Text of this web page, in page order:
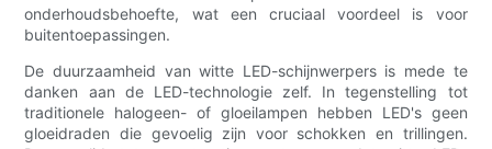
onderhoudsbehoefte, wat een cruciaal voordeel is voor
buitentoepassingen.
De duurzaamheid van witte LED-schijnwerpers is mede te
danken aan de LED-technologie zelf. In tegenstelling tot
traditionele halogeen- of gloeilampen hebben LED's geen
gloeidraden die gevoelig zijn voor schokken en trillingen.